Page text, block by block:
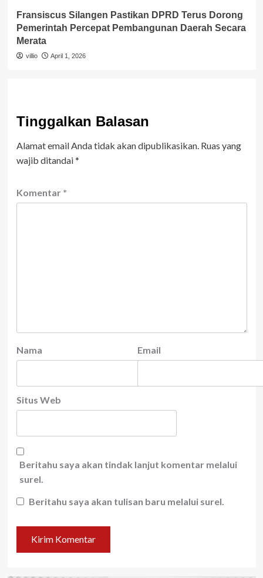
Fransiscus Silangen Pastikan DPRD Terus Dorong
Pemerintah Percepat Pembangunan Daerah Secara
Merata
villio April 1, 2026
Tinggalkan Balasan
Alamat email Anda tidak akan dipublikasikan. Ruas yang
wajib ditandai*
Komentar *
Nama Email
Situs Web
Beritahu saya akan tindak lanjut komentar melalui
surel.
Beritahu saya akan tulisan baru melalui surel.